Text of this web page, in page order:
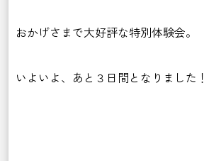
おかげさまで大好評な特別体験会。
いよいよ、あと３日間となりました！